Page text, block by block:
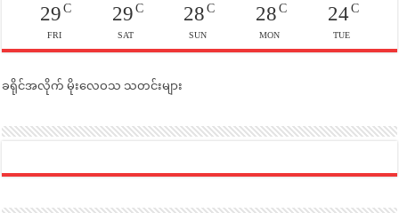
29C
FRI
29C
SAT
28 C
SUN
28C
MON
24C
TUE
ခရိုင်အလိုက် မိုးလေဝသ သတင်းများ